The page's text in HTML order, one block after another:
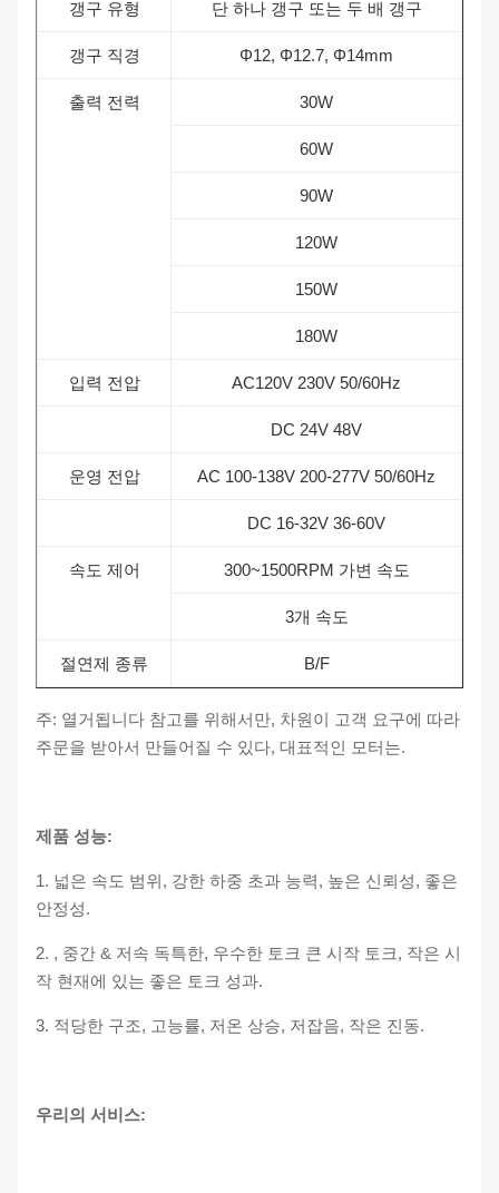
갱구 유형 단 하나 갱구 또는 두 배 갱구
갱구 직경 Φ12, Φ12.7, Φ14mm
출력 전력 30W
60W
90W
120W
150W
180W
입력 전압 AC120V 230V 50/60Hz
DC 24V 48V
운영 전압 AC 100-138V 200-277V 50/60Hz
DC 16-32V 36-60V
속도 제어 300~1500RPM 가변 속도
3개 속도
절연제 종류 B/F
주: 열거됩니다 참고를 위해서만, 차원이 고객 요구에 따라
주문을 받아서 만들어질 수 있다, 대표적인 모터는.
제품 성능:
1. 넓은 속도 범위, 강한 하중 초과 능력, 높은 신뢰성, 좋은
안정성.
2. , 중간 & 저속 독특한, 우수한 토크 큰 시작 토크, 작은 시
작 현재에 있는 좋은 토크 성과.
3. 적당한 구조, 고능률, 저온 상승, 저잡음, 작은 진동.
우리의 서비스: